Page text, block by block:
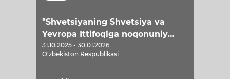
"Shvetsiyaning Shvetsiya va
Yevropa Ittifoqiga noqonuniy
migratsiyaning oldini olish
bo‘yicha IOMni faoliyatini qo‘llab-
31.10.2025 - 30.01.2026
O'zbekiston Respublikasi